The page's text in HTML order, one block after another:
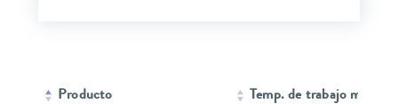
Producto Temp. de trabajo mín.